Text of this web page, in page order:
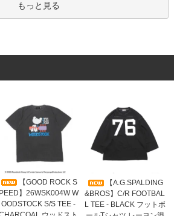
もっと見る
【GOOD ROCK S
PEED】26WSK004W W
OODSTOCK S/S TEE -
【A.G.SPALDING
&BROS】C/R FOOTBAL
L TEE - BLACK フットボ